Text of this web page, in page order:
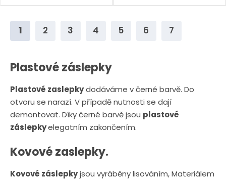
ě
n
p
č
e
t
ě
i
č
e
t
1 2 3 4 5 6 7
Plastové záslepky
Plastové zaslepkydodáváme v černé barvě. Do
otvoru se narazí. V případě nutnosti se dají
demontovat. Díky černé barvě jsou plastové
záslepkyelegatním zakončením.
Kovové zaslepky.
Kovové záslepkyjsou vyráběny lisováním, Materiálem